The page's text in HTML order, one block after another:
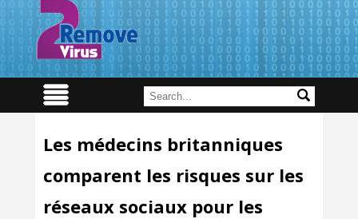
Les médecins britanniques
comparent les risques sur les
réseaux sociaux pour les